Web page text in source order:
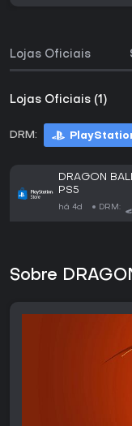
Lojas Oficiais
Lojas Oficiais (1)
DRM:
DRAGON
PS5
há 4d DRM:
Sobre